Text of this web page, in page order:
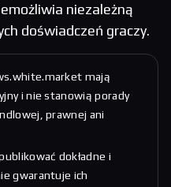
niezależną
doświadczeń graczy.
mają
i nie stanowią porady
prawnej ani
dokładne i
gwarantuje ich